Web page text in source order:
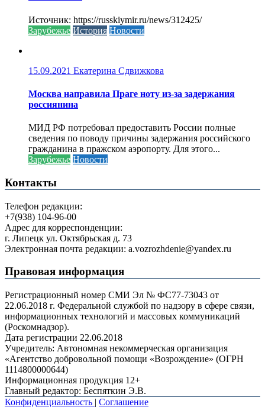
Источник: https://russkiymir.ru/news/312425/
Зарубежье История Новости
15.09.2021 Екатерина Сдвижкова
Москва направила Праге ноту из-за задержания
россиянина
МИД РФ потребовал предоставить России полные
сведения по поводу причины задержания российского
гражданина в пражском аэропорту. Для этого...
Зарубежье Новости
Контакты
Телефон редакции:
+7(938) 104-96-00
Адрес для корреспонденции:
г. Липецк ул. Октябрьская д. 73
Электронная почта редакции: a.vozrozhdenie@yandex.ru
Правовая информация
Регистрационный номер СМИ Эл № ФС77-73043 от
22.06.2018 г. Федеральной службой по надзору в сфере связи,
информационных технологий и массовых коммуникаций
(Роскомнадзор).
Дата регистрации 22.06.2018
Учредитель: Автономная некоммерческая организация
«Агентство добровольной помощи «Возрождение» (ОГРН
1114800000644)
Информационная продукция 12+
Главный редактор: Беспяткин Э.В.
Конфиденциальность | Соглашение